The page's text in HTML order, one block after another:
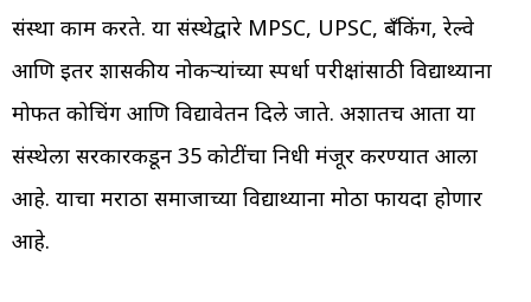
संस्था काम करते. या संस्थेद्वारे MPSC, UPSC, बँकिंग, रेल्वे
आणि इतर शासकीय नोकऱ्यांच्या स्पर्धा परीक्षांसाठी विद्यार्थ्यांना
मोफत कोचिंग आणि विद्यावेतन दिले जाते. अशातच आता या
संस्थेला सरकारकडून 35 कोटींचा निधी मंजूर करण्यात आला
आहे. याचा मराठा समाजाच्या विद्यार्थ्यांना मोठा फायदा होणार
आहे.